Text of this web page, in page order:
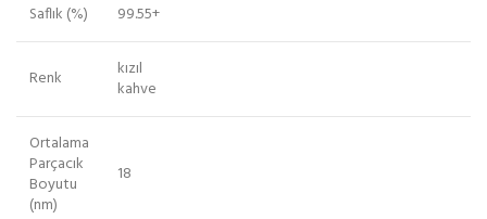
Saflık (%) 99.55+
Renk
kızıl
kahve
Ortalama
Parçacık
Boyutu
(nm)
18